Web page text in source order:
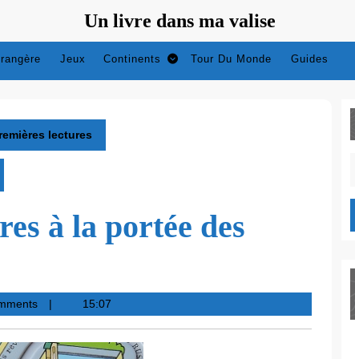
Un livre dans ma valise
Jeux Continents Tour Du Monde Guides
lectures
à la portée des
15:07